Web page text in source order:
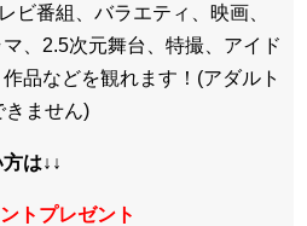
ビ番組、バラエティ、映画、
、2.5次元舞台、特撮、アイド
品などを観れます！(アダルト
きません)
は↓↓
トプレゼント